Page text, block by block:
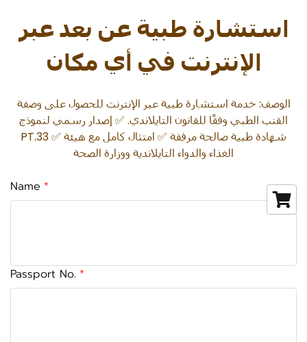
استشارة طبية عن بعد عبر
الإنترنت في أي مكان
الوصف: خدمة استشارة طبية عبر الإنترنت للحصول على وصفة
القنب الطبي وفقًا للقانون التايلاندي. ✅ إصدار رسمي لنموذج
PT.33 ✅ شهادة طبية صالحة مرفقة ✅ امتثال كامل مع هيئة
الغذاء والدواء التايلاندية ووزارة الصحة
Name
Passport No.